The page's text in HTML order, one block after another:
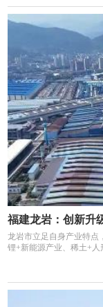
福建龙岩：创新升
龙岩市立足自身产业特点
锂+新能源产业、稀土+